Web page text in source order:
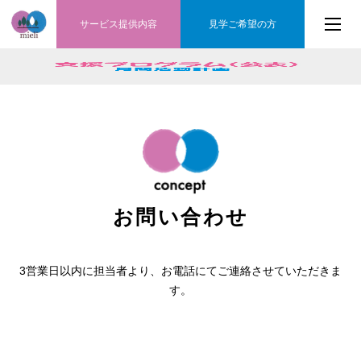
サービス提供内容 見学ご希望の方
お問い合わせ
3営業日以内に担当者より、お電話にてご連絡させていただきま
す。